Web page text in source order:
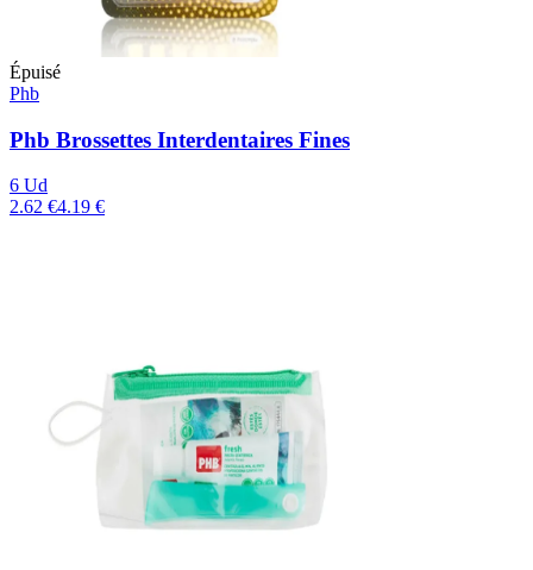
Épuisé
Phb
Phb Brossettes Interdentaires Fines
6 Ud
2.62 €4.19 €